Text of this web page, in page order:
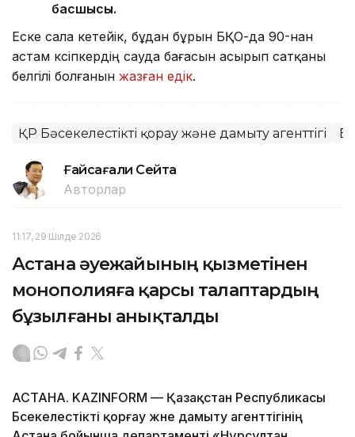
басшысы.
Еске сала кетейік, бұдан бұрын БҚО-да 90-нан
астам кәсіпкердің сауда бағасын асырып сатқаны
белгілі болғанын жазған едік.
ҚР Бәсекелестікті қорғау және дамыту агенттігі
Ғайсағали Сейтақ
Авторлар
11:17, 29 Шілде 2026
Астана әуежайының қызметінен
монополияға қарсы талаптардың
бұзылғаны анықталды
АСТАНА. KAZINFORM — Қазақстан Республикасы
Бәсекелестікті қорғау және дамыту агенттігінің